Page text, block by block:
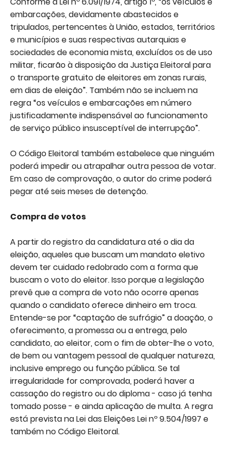
embarcações, devidamente abastecidos e
tripulados, pertencentes à União, estados, territórios
e municípios e suas respectivas autarquias e
sociedades de economia mista, excluídos os de uso
militar, ficarão à disposição da Justiça Eleitoral para
o transporte gratuito de eleitores em zonas rurais,
em dias de eleição”. Também não se incluem na
regra “os veículos e embarcações em número
justificadamente indispensável ao funcionamento
de serviço público insusceptível de interrupção”.
O Código Eleitoral também estabelece que ninguém
poderá impedir ou atrapalhar outra pessoa de votar.
Em caso de comprovação, o autor do crime poderá
pegar até seis meses de detenção.
Compra de votos
A partir do registro da candidatura até o dia da
eleição, aqueles que buscam um mandato eletivo
devem ter cuidado redobrado com a forma que
buscam o voto do eleitor. Isso porque a legislação
prevê que a compra de voto não ocorre apenas
quando o candidato oferece dinheiro em troca.
Entende-se por “captação de sufrágio” a doação, o
oferecimento, a promessa ou a entrega, pelo
candidato, ao eleitor, com o fim de obter-lhe o voto,
de bem ou vantagem pessoal de qualquer natureza,
inclusive emprego ou função pública. Se tal
irregularidade for comprovada, poderá haver a
cassação do registro ou do diploma - caso já tenha
tomado posse - e ainda aplicação de multa. A regra
está prevista na Lei das Eleições Lei nº 9.504/1997 e
também no Código Eleitoral.